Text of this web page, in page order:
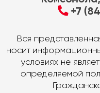
+7
Вся
носит
условиях не
определяемой